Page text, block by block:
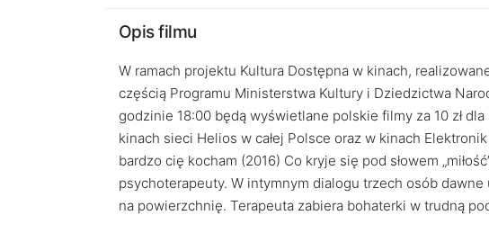
Opis filmu
W ramach projektu Kultura Dostępna w kinach,
częścią Programu Ministerstwa Kultury i Dziedzictwa
godzinie 18:00 będą wyświetlane polskie filmy za 10 zł
kinach sieci Helios w całej Polsce oraz w kinach
bardzo cię kocham (2016) Co kryje się pod słowem
psychoterapeuty. W intymnym dialogu trzech osób
na powierzchnię. Terapeuta zabiera bohaterki w trudną